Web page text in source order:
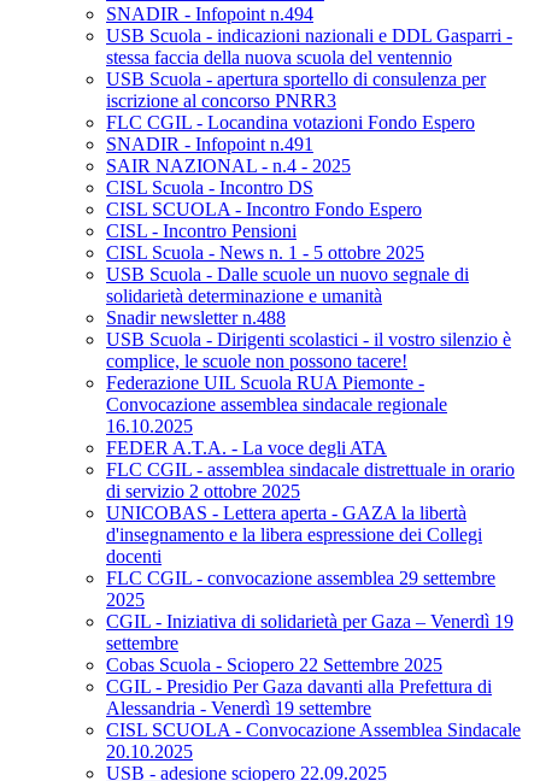
SNADIR - Infopoint n.494
USB Scuola - indicazioni nazionali e DDL Gasparri -
stessa faccia della nuova scuola del ventennio
USB Scuola - apertura sportello di consulenza per
iscrizione al concorso PNRR3
FLC CGIL - Locandina votazioni Fondo Espero
SNADIR - Infopoint n.491
SAIR NAZIONAL - n.4 - 2025
CISL Scuola - Incontro DS
CISL SCUOLA - Incontro Fondo Espero
CISL - Incontro Pensioni
CISL Scuola - News n. 1 - 5 ottobre 2025
USB Scuola - Dalle scuole un nuovo segnale di
solidarietà determinazione e umanità
Snadir newsletter n.488
USB Scuola - Dirigenti scolastici - il vostro silenzio è
complice, le scuole non possono tacere!
Federazione UIL Scuola RUA Piemonte -
Convocazione assemblea sindacale regionale
16.10.2025
FEDER A.T.A. - La voce degli ATA
FLC CGIL - assemblea sindacale distrettuale in orario
di servizio 2 ottobre 2025
UNICOBAS - Lettera aperta - GAZA la libertà
d'insegnamento e la libera espressione dei Collegi
docenti
FLC CGIL - convocazione assemblea 29 settembre
2025
CGIL - Iniziativa di solidarietà per Gaza – Venerdì 19
settembre
Cobas Scuola - Sciopero 22 Settembre 2025
CGIL - Presidio Per Gaza davanti alla Prefettura di
Alessandria - Venerdì 19 settembre
CISL SCUOLA - Convocazione Assemblea Sindacale
20.10.2025
USB - adesione sciopero 22.09.2025